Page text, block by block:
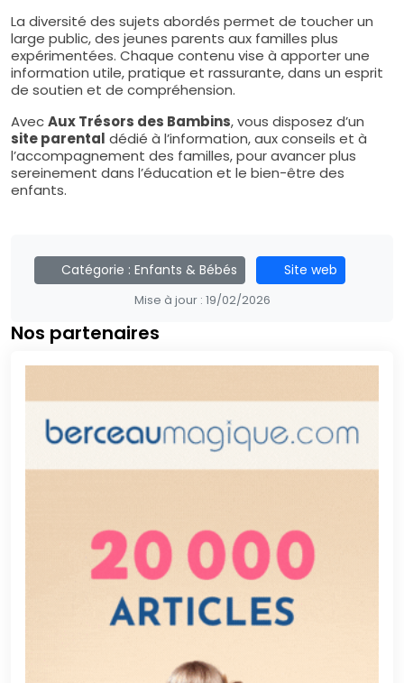
La diversité des sujets abordés permet de toucher un
large public, des jeunes parents aux familles plus
expérimentées. Chaque contenu vise à apporter une
information utile, pratique et rassurante, dans un esprit
de soutien et de compréhension.
AvecAux Trésors des Bambins, vous disposez d’un
site parental dédié à l’information, aux conseils et à
l’accompagnement des familles, pour avancer plus
sereinement dans l’éducation et le bien-être des
enfants.
Catégorie : Enfants & Bébés Site web
Mise à jour : 19/02/2026
Nos partenaires